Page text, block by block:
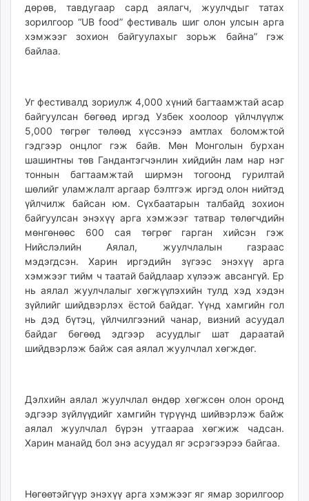
times.mn
tvmongolia.mn
mass.mn
toim.mn
tac.mn
paparazzi.mn
unread.today
дөрөв, тавдугаар сард аялагч, жуулчдыг татах
зорилгоор “UB food” фестиваль шиг олон улсын арга
хэмжээг зохион байгуулахыг зорьж байна” гэж
байлаа.
Уг фестивалд зориулж 4,000 хүний багтаамжтай асар
байгуулсан бөгөөд иргэд Узбек хоолоор үйлчлүүлж
5,000 төгрөг төлөөд хүссэнээ амтлах боломжтой
гэдгээр онцлог гэж байв. Мөн Монголын бурхан
шашинтны төв Гандантэгчэнлин хийдийн лам нар нэг
тоннын багтаамжтай ширмэн тогоонд гурилтай
шөлийг уламжлалт аргаар бэлтгэж иргэд олон нийтэд
үйлчилж байсан юм. Сүхбаатарын талбайд зохион
байгуулсан энэхүү арга хэмжээг татвар төлөгчдийн
мөнгөнөөс 600 сая төгрөг гарган хийсэн гэж
Нийслэлийн Аялал, жуулчлалын газраас
мэдэгдсэн. Харин иргэдийн зүгээс энэхүү арга
хэмжээг тийм ч таатай байдлаар хүлээж авсангүй. Ер
нь аялал жуулчлалыг хөгжүүлэхийн тулд хэд хэдэн
зүйлийг шийдвэрлэх ёстой байдаг. Үүнд хамгийн гол
нь дэд бүтэц, үйлчилгээний чанар, визний асуудал
байдаг бөгөөд эдгээр асуудлыг шат дараатай
шийдвэрлэж байж сая аялал жуулчлал хөгждөг.
Дэлхийн аялал жуулчлал өндөр хөгжсөн олон оронд
эдгээр зүйлүүдийг хамгийн түрүүнд шийвэрлэж байж
аялал жуулчлал бүрэн утгаараа хөгжиж чадсан.
Харин манайд бол энэ асуудал яг эсрэгээрээ байгаа.
Нөгөөтэйгүүр энэхүү арга хэмжээг яг ямар зорилгоор